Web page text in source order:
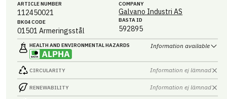
ARTICLE NUMBER
112450021
BK04 CODE
01501 Armeringsstål
COMPANY
Galvano Industri AS
BASTA ID
592895
HEALTH AND ENVIRONMENTAL HAZARDS Information available
CIRCULARITY Information ej lämnad
RENEWABILITY Information ej lämnad